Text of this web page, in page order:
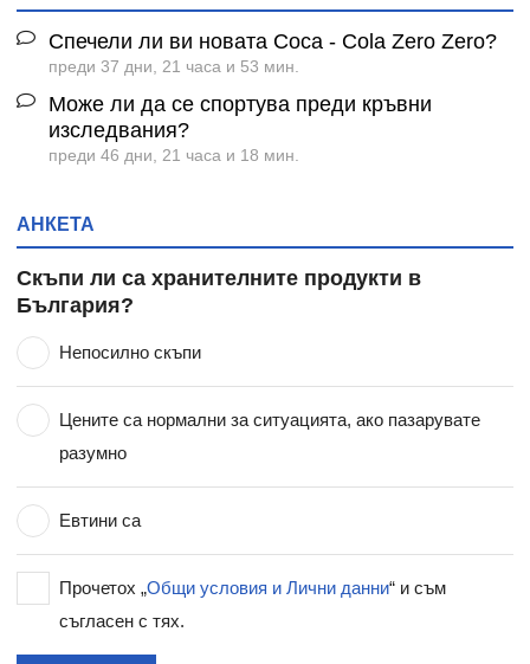
Спечели ли ви новата Coca - Cola Zero Zero?
преди 37 дни, 21 часа и 53 мин.
Може ли да се спортува преди кръвни
изследвания?
преди 46 дни, 21 часа и 18 мин.
АНКЕТА
Скъпи ли са хранителните продукти в
България?
Непосилно скъпи
Цените са нормални за ситуацията, ако пазарувате
разумно
Евтини са
Прочетох „Общи условия и Лични данни“ и съм
съгласен с тях.